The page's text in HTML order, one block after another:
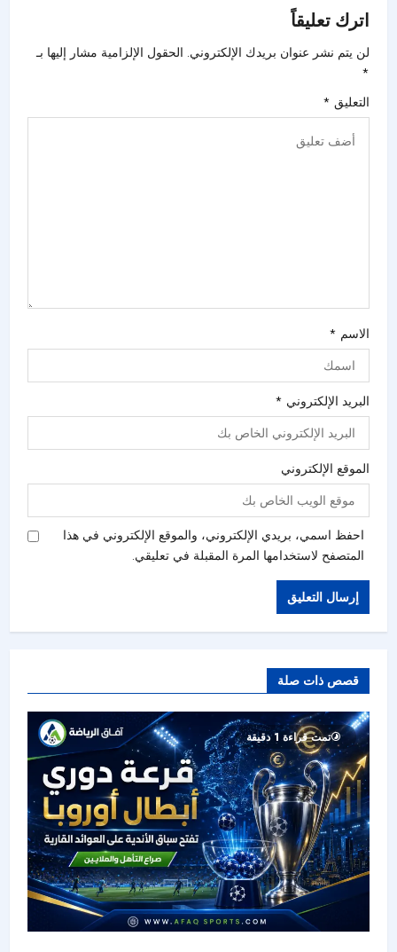
اترك تعليقاً
لن يتم نشر عنوان بريدك الإلكتروني. الحقول الإلزامية مشار إليها بـ
*
التعليق *
الاسم *
البريد الإلكتروني *
الموقع الإلكتروني
احفظ اسمي، بريدي الإلكتروني، والموقع الإلكتروني في هذا
المتصفح لاستخدامها المرة المقبلة في تعليقي.
قصص ذات صلة
تمت قراءة 1 دقيقة